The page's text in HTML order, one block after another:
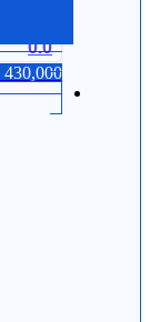
0.0
430,000